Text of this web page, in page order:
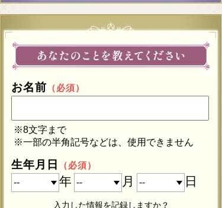
お名前 （必須）
※8文字まで
※一部の半角記号などは、使用できません
生年月日 （必須）
年 月 日
入力した情報を記録しますか？